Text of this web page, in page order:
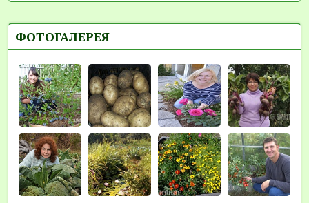
ФОТОГАЛЕРЕЯ